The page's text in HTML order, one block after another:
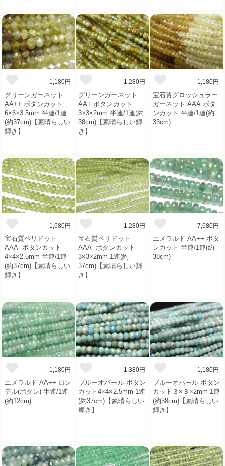
1,180円
グリーンガーネット
AA++ ボタンカット
6×6×3.5mm 半連/1連
(約37cm)【素晴らしい
輝き】
1,280円
グリーンガーネット
AA+ ボタンカット
3×3×2mm 半連/1連(約
38cm)【素晴らしい輝
き】
1,180円
宝石質グロッシュラー
ガーネット AAA ボタ
ンカット 半連/1連(約
33cm)
1,680円
宝石質ペリドット
AAA- ボタンカット
4×4×2.5mm 半連/1連
(約37cm)【素晴らしい
輝き】
1,280円
宝石質ペリドット
AAA- ボタンカット
3×3×2mm 1連(約
37cm)【素晴らしい輝
き】
7,680円
エメラルド AA++ ボタ
ンカット 半連/1連(約
38cm)
1,180円
エメラルド AA++ ロン
デル(ボタン) 半連/1連
(約12cm)
1,380円
ブルーオパール ボタン
カット4×4×2.5mm 1連
(約37cm)【素晴らしい
輝き】
1,180円
ブルーオパール ボタン
カット３×３×2mm 1連
(約38cm)【素晴らしい
輝き】